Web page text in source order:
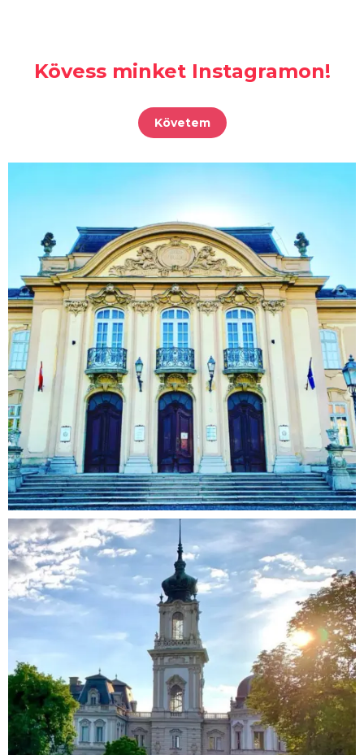
Kövess minket Instagramon!
Követem